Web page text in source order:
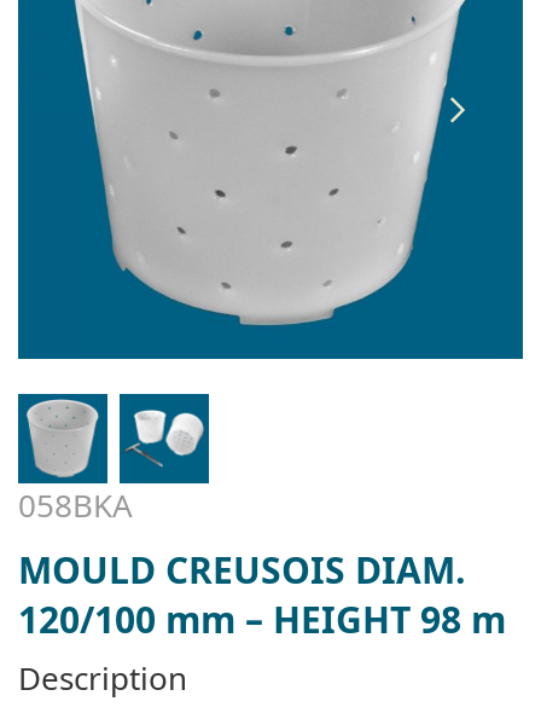
058BKA
MOULD CREUSOIS DIAM.
120/100 mm – HEIGHT 98 m
Description